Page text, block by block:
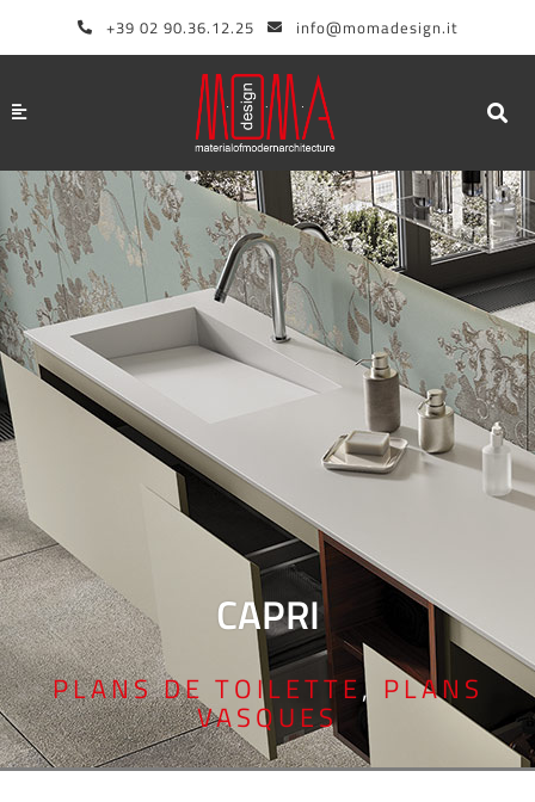
+39 02 90.36.12.25 info@momadesign.it
CAPRI
PLANS DE TOILETTE, PLANS
VASQUES